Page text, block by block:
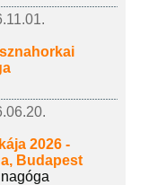
2026 -
Budapest